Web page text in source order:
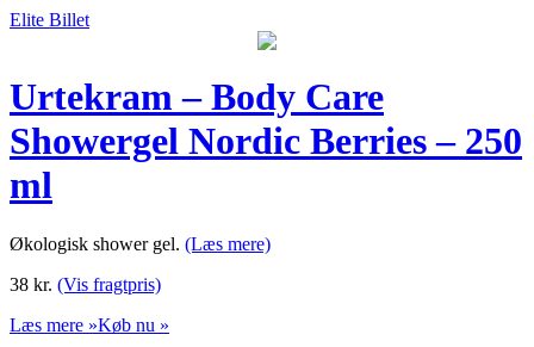
Elite Billet
Urtekram – Body Care
Showergel Nordic Berries – 250
ml
Økologisk shower gel. (Læs mere)
38 kr. (Vis fragtpris)
Læs mere »Køb nu »